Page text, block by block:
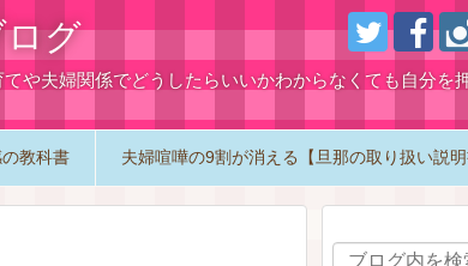
グ
や夫婦関係でどうしたらいいかわからなくても自分を
教科書 夫婦喧嘩の9割が消える【旦那の取り扱い説明